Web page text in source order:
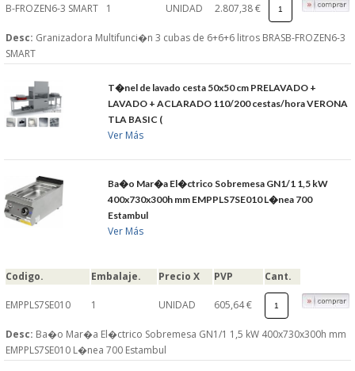
B-FROZEN6-3 SMART 1 UNIDAD 2.807,38 €
Desc: Granizadora Multifunci�n 3 cubas de 6+6+6 litros BRASB-FROZEN6-3
SMART
T�nel de lavado cesta 50x50 cm PRELAVADO +
LAVADO + ACLARADO 110/200 cestas/hora VERONA
TLA BASIC (
Ver Más
Ba�o Mar�a El�ctrico Sobremesa GN1/1 1,5 kW
400x730x300h mm EMPPLS7SE010 L�nea 700
Estambul
Ver Más
Codigo. Embalaje. Precio X PVP Cant.
EMPPLS7SE010 1 UNIDAD 605,64 €
Desc: Ba�o Mar�a El�ctrico Sobremesa GN1/1 1,5 kW 400x730x300h mm
EMPPLS7SE010 L�nea 700 Estambul